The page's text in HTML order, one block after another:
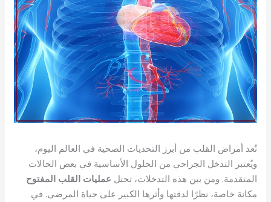
تُعد أمراض القلب من أبرز التحديات الصحية في العالم اليوم،
ويُعتبر التدخل الجراحي من الحلول الأساسية في بعض الحالات
المتقدمة. ومن بين هذه التدخلات، تحتل عمليات القلب المفتوح
مكانة خاصة، نظرًا لدقتها وأثرها الكبير على حياة المرضى. في